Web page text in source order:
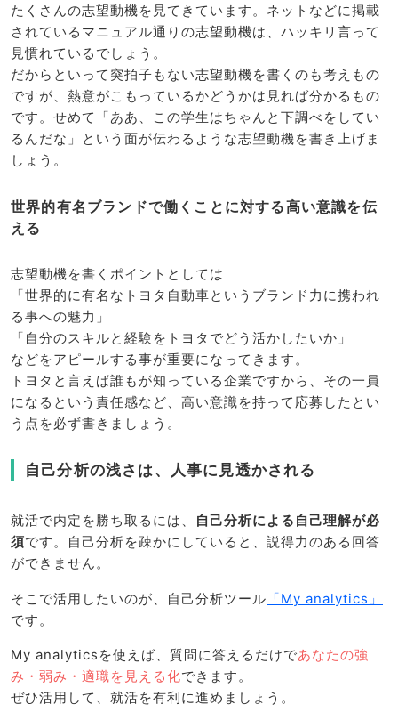
たくさんの志望動機を見てきています。ネットなどに掲載
されているマニュアル通りの志望動機は、ハッキリ言って
見慣れているでしょう。
だからといって突拍子もない志望動機を書くのも考えもの
ですが、熱意がこもっているかどうかは見れば分かるもの
です。せめて「ああ、この学生はちゃんと下調べをしてい
るんだな」という面が伝わるような志望動機を書き上げま
しょう。
世界的有名ブランドで働くことに対する高い意識を伝
える
志望動機を書くポイントとしては
「世界的に有名なトヨタ自動車というブランド力に携われ
る事への魅力」
「自分のスキルと経験をトヨタでどう活かしたいか」
などをアピールする事が重要になってきます。
トヨタと言えば誰もが知っている企業ですから、その一員
になるという責任感など、高い意識を持って応募したとい
う点を必ず書きましょう。
自己分析の浅さは、人事に見透かされる
就活で内定を勝ち取るには、
自己分析による自己理解が必
須です。自己分析を疎かにしていると、説得力のある回答
ができません。
そこで活用したいのが、自己分析ツール 「My analytics」
です。
My analyticsを使えば、質問に答えるだけであなたの強
み・弱み・適職を見える化できます。
ぜひ活用して、就活を有利に進めましょう。